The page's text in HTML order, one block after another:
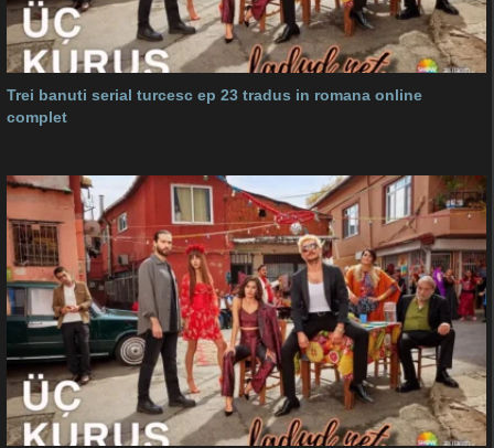
Trei banuti serial turcesc ep 23 tradus in romana online
complet